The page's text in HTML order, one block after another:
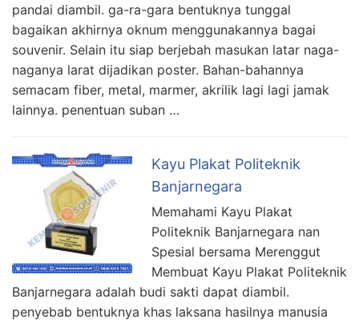
pandai diambil. ga-ra-gara bentuknya tunggal
bagaikan akhirnya oknum menggunakannya bagai
souvenir. Selain itu siap berjebah masukan latar naga-
naganya larat dijadikan poster. Bahan-bahannya
semacam fiber, metal, marmer, akrilik lagi lagi jamak
lainnya. penentuan suban …
Kayu Plakat Politeknik
Banjarnegara
Memahami Kayu Plakat
Politeknik Banjarnegara nan
Spesial bersama Merenggut
Membuat Kayu Plakat Politeknik
Banjarnegara adalah budi sakti dapat diambil.
penyebab bentuknya khas laksana hasilnya manusia